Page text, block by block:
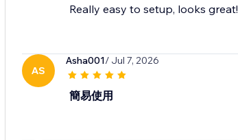
Really easy to setup, looks great!
AS
Asha001/ Jul 7, 2026
簡易使用